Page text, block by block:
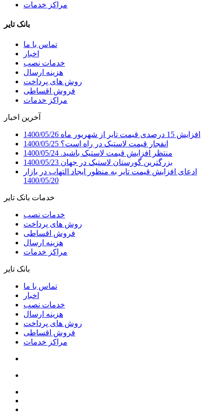
مراکز خدمات
بانک تایر
تماس با ما
اخبار
خدمات نصب
هزینه ارسال
روش های پرداخت
فروش اقساطی
مراکز خدمات
آخرین اخبار
افزایش 15 درصدی قیمت تایر از شهریور ماه
1400/05/26
انفجار قیمت لاستیک در راه است؟ 1400/05/25
منتظر افزایش قیمت لاستیک باشید. 1400/05/24
بزرگترین گورستان لاستیک در جهان 1400/05/23
ادعای افزایش قیمت تایر به منظور ایجاد التهاب در بازار
1400/05/20
خدمات بانک تایر
خدمات نصب
روش های پرداخت
فروش اقساطی
هزینه ارسال
مراکز خدمات
بانک تایر
تماس با ما
اخبار
خدمات نصب
هزینه ارسال
روش های پرداخت
فروش اقساطی
مراکز خدمات